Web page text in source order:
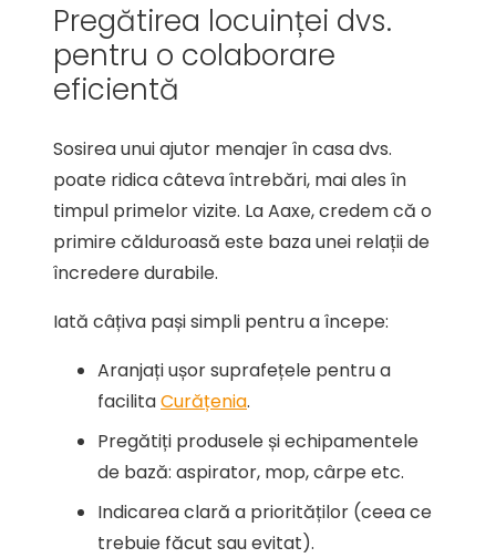
Pregătirea locuinței dvs.
pentru o colaborare
eficientă
Sosirea unui ajutor menajer în casa dvs.
poate ridica câteva întrebări, mai ales în
timpul primelor vizite. La Aaxe, credem că o
primire călduroasă este baza unei relații de
încredere durabile.
Iată câțiva pași simpli pentru a începe:
Aranjați ușor suprafețele pentru a
facilitaCurățenia.
Pregătiți produsele și echipamentele
de bază: aspirator, mop, cârpe etc.
Indicarea clară a priorităților (ceea ce
trebuie făcut sau evitat).